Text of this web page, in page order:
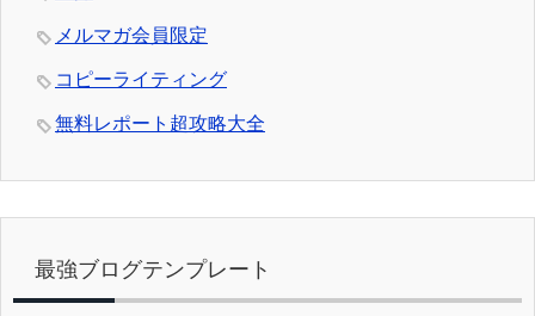
メルマガ会員限定
コピーライティング
無料レポート超攻略大全
最強ブログテンプレート